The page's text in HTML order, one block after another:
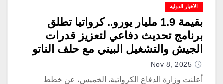
الأخبار الدولية
بقيمة 1.9 مليار يورو.. كرواتيا تطلق
برنامج تحديث دفاعي لتعزيز قدرات
الجيش والتشغيل البيني مع حلف الناتو
Nov 8, 2025
أعلنت وزارة الدفاع الكرواتية، الخميس، عن خطط